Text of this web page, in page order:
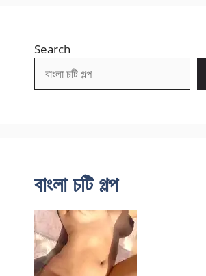
Search
বাংলা চটি গল্প